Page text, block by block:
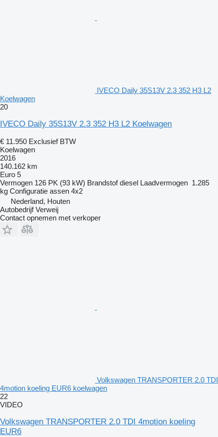
IVECO Daily 35S13V 2.3 352 H3 L2
Koelwagen
20
IVECO Daily 35S13V 2.3 352 H3 L2 Koelwagen
€ 11.950 Exclusief BTW
Koelwagen
2016
140.162 km
Euro 5
Vermogen 126 PK (93 kW) Brandstof diesel Laadvermogen 1.285
kg Configuratie assen 4x2
Nederland, Houten
Autobedrijf Verweij
Contact opnemen met verkoper
Volkswagen TRANSPORTER 2.0 TDI
4motion koeling EUR6 koelwagen
22
VIDEO
Volkswagen TRANSPORTER 2.0 TDI 4motion koeling
EUR6